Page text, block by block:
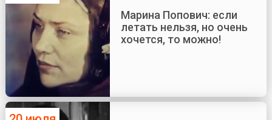
Марина Попович: если
летать нельзя, но очень
хочется, то можно!